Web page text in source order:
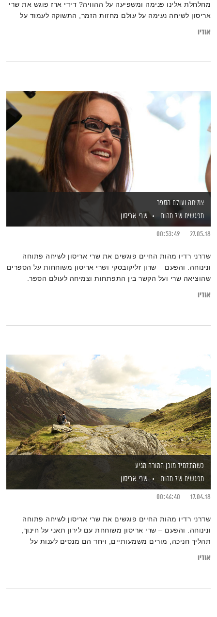
מחלחלת אלינו פנימה ומשפיעה על ההוויה? דידי ארז פוגש את שרי
אריסון לשיחה נעימה על עולם מחזות הזמר, התשוקה לעמוד על
אודיו
צמיחה ועולם הספר
מפגשים של מהות
שרי אריסון
27.05.18
00:53:49
שדרני רדיו מהות החיים פוגשים את שרי אריסון לשיחה פתוחה
ונינוחה. והפעם – שרון זליקובסקי ושרי אריסון משוחחות על הספרים
שהוציאה שרי ועל הקשר בין התפתחות וצמיחה לעולם הספר.
אודיו
כשהתלמיד מוכן המורה מגיע
מפגשים של מהות
שרי אריסון
17.04.18
00:46:40
שדרני רדיו מהות החיים פוגשים את שרי אריסון לשיחה פתוחה
ונינוחה. והפעם – שרי אריסון משוחחת עם לירון תאני על חינוך,
תהליך חניכה, מורים משמעותיים, ויחד הם מנסים לענות על
אודיו